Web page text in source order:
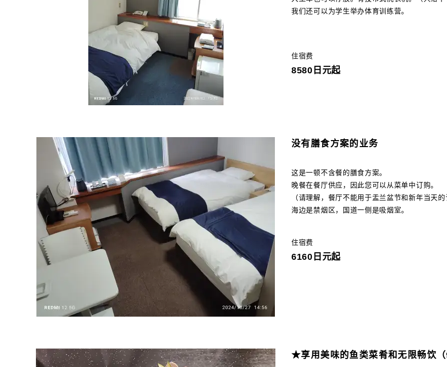
我们还可以为学生举办体育训练营。
住宿费
8580日元起
没有膳食方案的业务
这是一顿​​不含餐的膳食方案。
晚餐在餐厅供应，因此您可以从菜单中订购。
（请理解，餐厅不能用于盂兰盆节和新年当天
海边是禁烟区，国道一侧是吸烟室。
住宿费
6160日元起
★享用美味的鱼类菜肴和无限畅饮